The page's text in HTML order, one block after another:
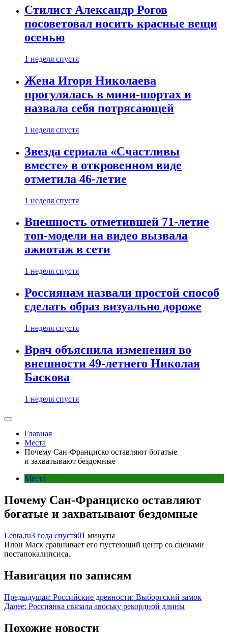
Стилист Александр Рогов
посоветовал носить красные вещи
осенью
1 неделя спустя
Жена Игоря Николаева
прогулялась в мини-шортах и
назвала себя потрясающей
1 неделя спустя
Звезда сериала «Счастливы
вместе» в откровенном виде
отметила 46-летие
1 неделя спустя
Внешность отметившей 71-летие
топ-модели на видео вызвала
ажиотаж в сети
1 неделя спустя
Россиянам назвали простой способ
сделать образ визуально дороже
1 неделя спустя
Врач объяснила изменения во
внешности 49-летнего Николая
Баскова
1 неделя спустя
Главная
Места
Почему Сан-Франциско оставляют богатые
и захватывают бездомные
Места
Почему Сан-Франциско оставляют
богатые и захватывают бездомные
Lenta.ru3 года спустя01 минуты
Илон Маск сравнивает его пустеющий центр со сценами
постапокалипсиса.
Навигация по записям
Предыдущая: Российские древности: Выборгский замок
Далее: Россиянка связала авоську рекордной длины
Похожие новости